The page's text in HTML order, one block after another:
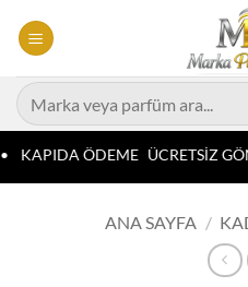
atla
Ara:
KAPIDA ÖDEME ÜCRETSİZ
ANA SAYFA /